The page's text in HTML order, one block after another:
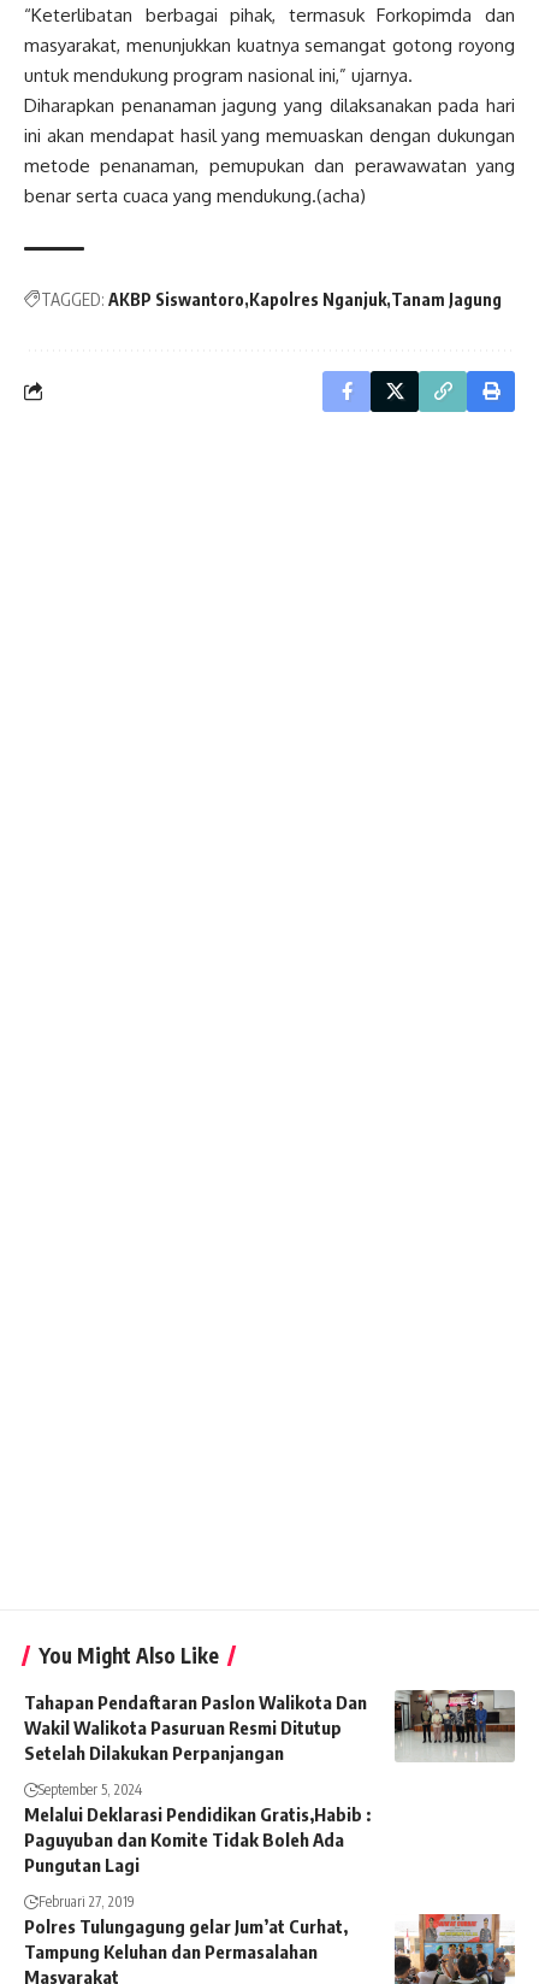
“Keterlibatan berbagai pihak, termasuk Forkopimda dan
masyarakat, menunjukkan kuatnya semangat gotong royong
untuk mendukung program nasional ini,” ujarnya.
Diharapkan penanaman jagung yang dilaksanakan pada hari
ini akan mendapat hasil yang memuaskan dengan dukungan
metode penanaman, pemupukan dan perawawatan yang
benar serta cuaca yang mendukung.(acha)
TAGGED: AKBP Siswantoro Kapolres Nganjuk Tanam Jagung
You Might Also Like
Tahapan Pendaftaran Paslon Walikota Dan
Wakil Walikota Pasuruan Resmi Ditutup
Setelah Dilakukan Perpanjangan
September 5, 2024
Melalui Deklarasi Pendidikan Gratis,Habib :
Paguyuban dan Komite Tidak Boleh Ada
Pungutan Lagi
Februari 27, 2019
Polres Tulungagung gelar Jum’at Curhat,
Tampung Keluhan dan Permasalahan
Masyarakat